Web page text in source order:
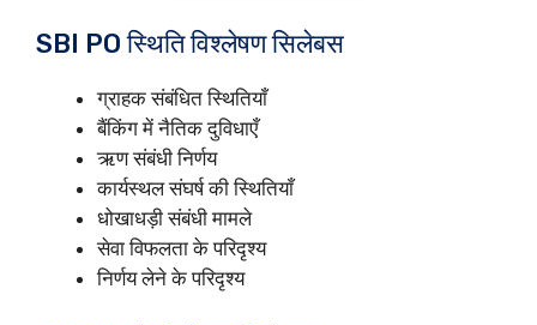
SBI PO स्थिति विश्लेषण सिलेबस
ग्राहक संबंधित स्थितियाँ
बैंकिंग में नैतिक दुविधाएँ
ऋण संबंधी निर्णय
कार्यस्थल संघर्ष की स्थितियाँ
धोखाधड़ी संबंधी मामले
सेवा विफलता के परिदृश्य
निर्णय लेने के परिदृश्य